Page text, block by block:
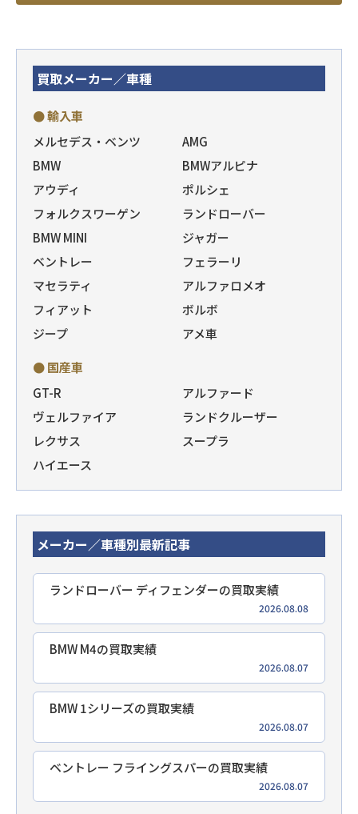
買取メーカー／車種
● 輸入車
メルセデス・ベンツ
AMG
BMW
BMWアルピナ
アウディ
ポルシェ
フォルクスワーゲン
ランドローバー
BMW MINI
ジャガー
ベントレー
フェラーリ
マセラティ
アルファロメオ
フィアット
ボルボ
ジープ
アメ車
● 国産車
GT-R
アルファード
ヴェルファイア
ランドクルーザー
レクサス
スープラ
ハイエース
メーカー／車種別最新記事
ランドローバー ディフェンダーの買取実績
2026.08.08
BMW M4の買取実績
2026.08.07
BMW 1シリーズの買取実績
2026.08.07
ベントレー フライングスパーの買取実績
2026.08.07